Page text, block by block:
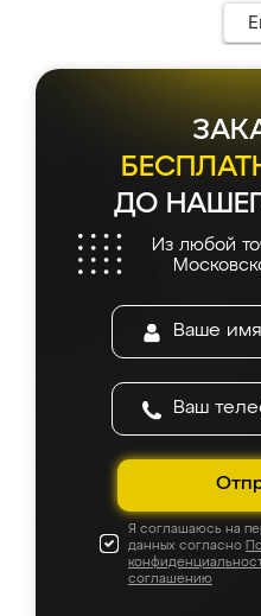
ДО
Из любой
Я соглашаюсь на
данных согласно
соглашению